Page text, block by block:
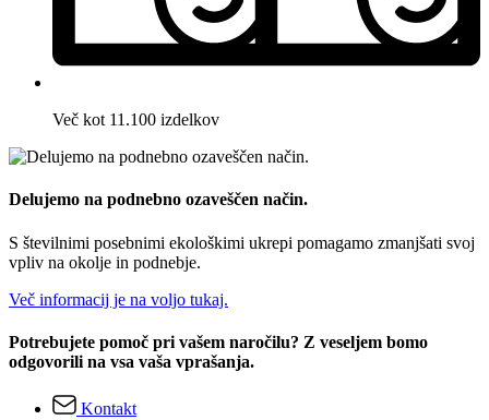
Več kot 11.100 izdelkov
Delujemo na podnebno ozaveščen način.
S številnimi posebnimi ekološkimi ukrepi pomagamo zmanjšati svoj
vpliv na okolje in podnebje.
Več informacij je na voljo tukaj.
Potrebujete pomoč pri vašem naročilu? Z veseljem bomo
odgovorili na vsa vaša vprašanja.
Kontakt